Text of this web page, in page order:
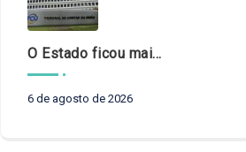
O Estado ficou mais complexo. O controle precisa acompanhar
6 de agosto de 2026